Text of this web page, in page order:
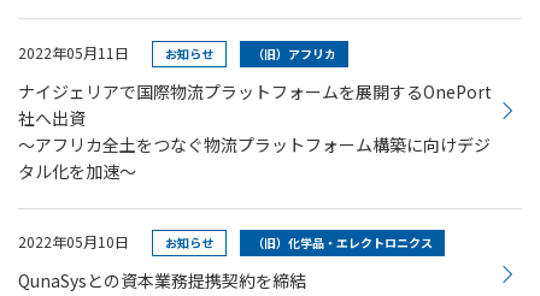
2022年05月11日 お知らせ （旧）アフリカ
ナイジェリアで国際物流プラットフォームを展開するOnePort
社へ出資
～アフリカ全土をつなぐ物流プラットフォーム構築に向けデジ
タル化を加速～
2022年05月10日 お知らせ （旧）化学品・エレクトロニクス
QunaSysとの資本業務提携契約を締結